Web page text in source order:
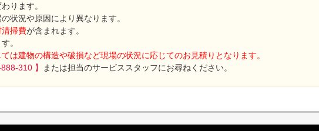
ります。
状況や原因により異なります。
掃費が含まれます。
。
は建物の構造や破損など現場の状況に応じてのお見積りとなります。
310 】 または担当のサービススタッフにお尋ねください。